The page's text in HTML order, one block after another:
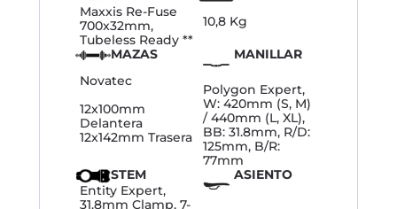
Maxxis Re-Fuse
700x32mm,
Tubeless Ready **
10,8 Kg
MAZAS
Novatec
12x100mm
Delantera
12x142mm Trasera
MANILLAR
Polygon Expert,
W: 420mm (S, M)
/ 440mm (L, XL),
BB: 31.8mm, R/D:
125mm, B/R:
77mm
STEM
Entity Expert,
31.8mm Clamp, 7-
ASIENTO